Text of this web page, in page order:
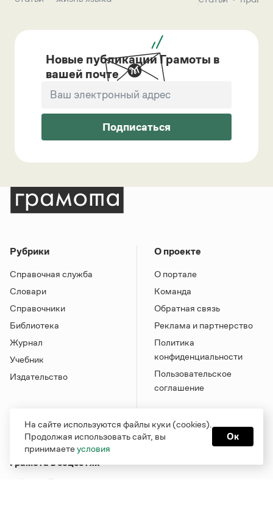
Новые публикации Грамоты в
вашей почте
Подписаться
Рубрики
Справочная служба
Словари
Справочники
Библиотека
Журнал
Учебник
Издательство
О проекте
О портале
Команда
Обратная связь
Реклама и партнерство
Политика
конфиденциальности
Пользовательское
соглашение
Грамота в соцсетях
На сайте используются файлы куки (cookies).
Продолжая использовать сайт, вы
принимаетеусловия
Ок